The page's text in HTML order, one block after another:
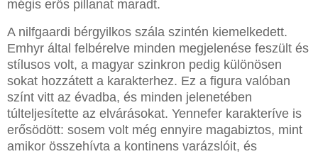
mégis erős pillanat maradt.
A nilfgaardi bérgyilkos szála szintén kiemelkedett.
Emhyr által felbérelve minden megjelenése feszült és
stílusos volt, a magyar szinkron pedig különösen
sokat hozzátett a karakterhez. Ez a figura valóban
színt vitt az évadba, és minden jelenetében
túlteljesítette az elvárásokat. Yennefer karakteríve is
erősödött: sosem volt még ennyire magabiztos, mint
amikor összehívta a kontinens varázslóit, és